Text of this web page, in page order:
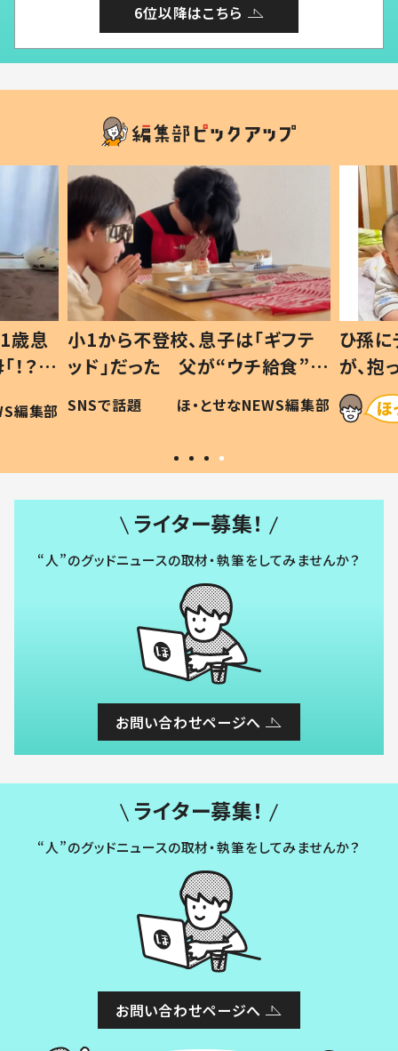
6位以降はこちら
歳息
？」
編集部
小1から不登校、息子は「ギフテ
ッド」だった 父が“ウチ給食”を
作り続ける理由とは #令和の親
#令和の子
SNSで話題 ほ・とせなNEWS編集部
ひ孫
が、
「涙が
い」
ライター募集！
“人”のグッドニュースの取材・執筆をしてみませんか？
お問い合わせページへ
ライター募集！
“人”のグッドニュースの取材・執筆をしてみませんか？
お問い合わせページへ